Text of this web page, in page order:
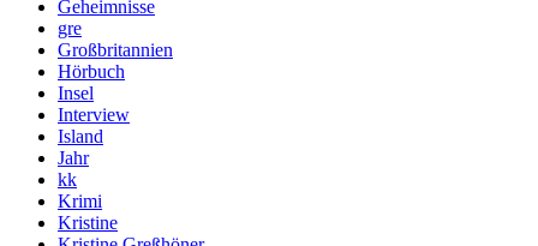
Geheimnisse
gre
Großbritannien
Hörbuch
Insel
Interview
Island
Jahr
kk
Krimi
Kristine